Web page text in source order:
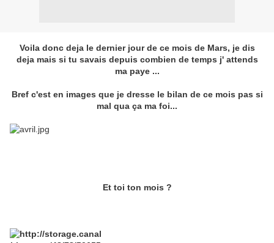
Voila donc deja le dernier jour de ce mois de Mars, je dis
deja mais si tu savais depuis combien de temps j' attends
ma paye ...
Bref c'est en images que je dresse le bilan de ce mois pas si
mal qua ça ma foi...
Et toi ton mois ?